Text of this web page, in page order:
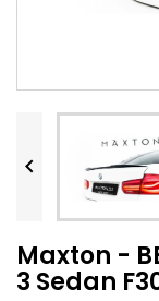

Maxton -
3 Sedan